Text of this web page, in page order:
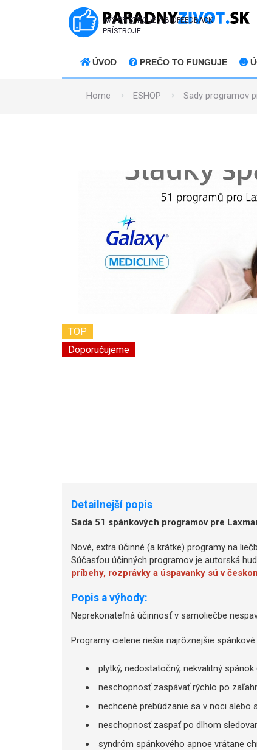
AVS PRÍSTROJE A BIOFEEDBACK
PRÍSTROJE
ÚVOD PREČO TO FUNGUJE
Home ESHOP Sady programov
TOP
Doporučujeme
Detailnejší popis
Sada 51 spánkových programov pre
Nové, extra účinné (a krátke) programy na
Súčasťou účinných programov je autorská
príbehy, rozprávky a úspavanky sú v
Popis a výhody:
Neprekonateľná účinnosť v samoliečbe
Programy cielene riešia najrôznejšie
plytký, nedostatočný, nekvalitný
neschopnosť zaspávať rýchlo po
nechcené prebúdzanie sa v noci alebo
neschopnosť zaspať po dlhom
syndróm spánkového apnoe vrátane